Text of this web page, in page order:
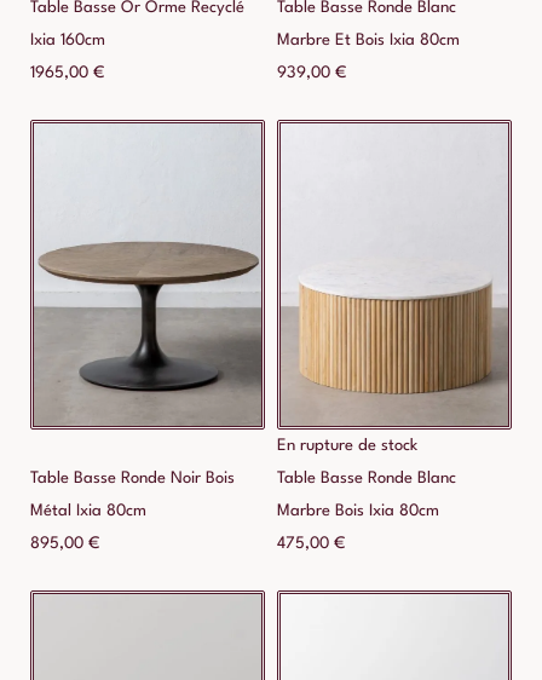
Table Basse Or Orme Recyclé
Ixia 160cm
1965,00 €
Table Basse Ronde Blanc
Marbre Et Bois Ixia 80cm
939,00 €
Table Basse Ronde Noir Bois
Métal Ixia 80cm
895,00 €
En rupture de stock
Table Basse Ronde Blanc
Marbre Bois Ixia 80cm
475,00 €